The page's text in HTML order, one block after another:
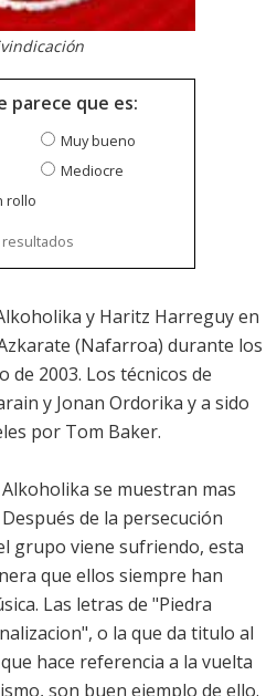
parece que es:
Muy bueno
Mediocre
rollo
y Haritz Harreguy en
(Nafarroa) durante los
de 2003. Los técnicos de
y Jonan Ordorika y a sido
por Tom Baker.
se muestran mas
de la persecución
grupo viene sufriendo, esta
que ellos siempre han
Las letras de "Piedra
o la que da titulo al
hace referencia a la vuelta
son buen ejemplo de ello.